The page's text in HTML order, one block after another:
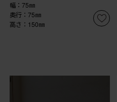
幅：75㎜
奥行：75㎜
高さ：150㎜